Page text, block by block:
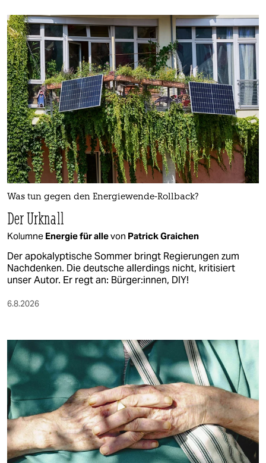
Was tun gegen den Energiewende-Rollback?
Der Urknall
Kolumne Energie für allevon Patrick Graichen
Der apokalyptische Sommer bringt Regierungen zum
Nachdenken. Die deutsche allerdings nicht, kritisiert
unser Autor. Er regt an: Bürger:innen, DIY!
6.8.2026